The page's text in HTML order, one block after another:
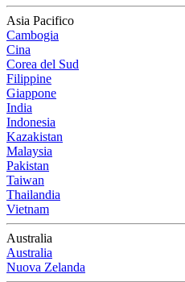
Asia Pacifico
Cambogia
Cina
Corea del Sud
Filippine
Giappone
India
Indonesia
Kazakistan
Malaysia
Pakistan
Taiwan
Thailandia
Vietnam
Australia
Australia
Nuova Zelanda